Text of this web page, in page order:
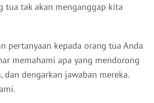
tua tak akan menganggap kita
pertanyaan kepada orang tua Anda
memahami apa yang mendorong
dan dengarkan jawaban mereka.